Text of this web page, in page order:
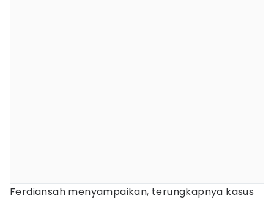
Ferdiansah menyampaikan, terungkapnya kasus